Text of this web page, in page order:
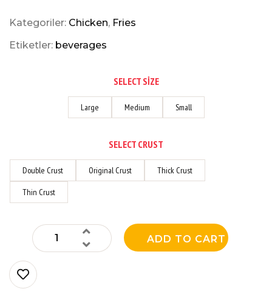
Kategoriler: Chicken, Fries
Etiketler: beverages
SELECT SIZE
Large Medium Small
SELECT CRUST
Double Crust Original Crust
Thick Crust
Thin Crust
ADD TO CART